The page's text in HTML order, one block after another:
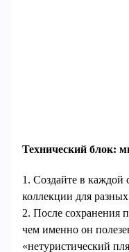
Технический блок:
1. Создайте в каждой
коллекции для
2. После сохранения
чем именно он
«нетуристический